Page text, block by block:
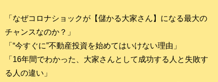
「なぜコロナショックが【儲かる大家さん】になる最大の
チャンスなのか？」
「“今すぐに”不動産投資を始めてはいけない理由」
「16年間でわかった、大家さんとして成功する人と失敗す
る人の違い」